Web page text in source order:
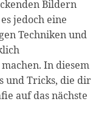
Bildern
jedoch eine
Techniken und
In diesem
und Tricks, die dir
auf das nächste